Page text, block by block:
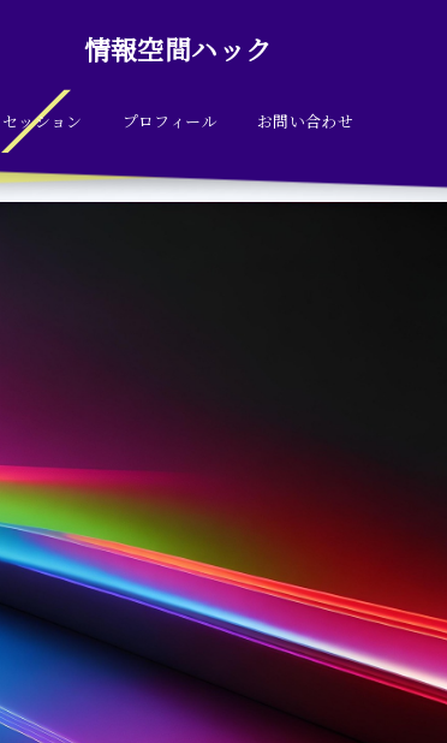
情報空間ハック
セッション プロフィール お問い合わせ